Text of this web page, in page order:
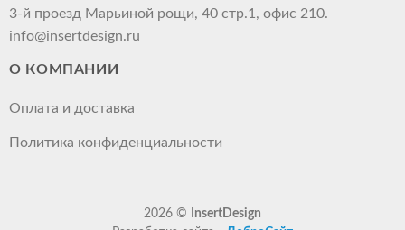
3-й проезд Марьиной рощи, 40 стр.1, офис 210.
info@insertdesign.ru
О КОМПАНИИ
Оплата и доставка
Политика конфиденциальности
2026 ©
InsertDesign